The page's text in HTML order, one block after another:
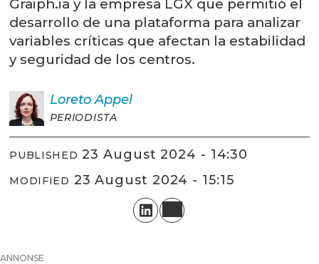
Graiph.ia y la empresa LGX que permitió el
desarrollo de una plataforma para analizar
variables críticas que afectan la estabilidad
y seguridad de los centros.
Loreto Appel
PERIODISTA
PUBLISHED 23 August 2024 - 14:30
MODIFIED 23 August 2024 - 15:15
ANNONSE